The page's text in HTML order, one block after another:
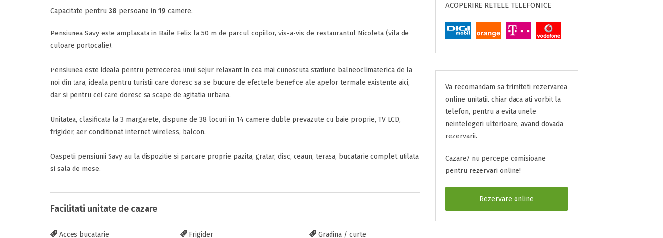
Capacitate pentru 38 persoane in 19 camere.
Pensiunea Savy este amplasata in Baile Felix la 50 m de parcul copiilor, vis-a-vis de restaurantul Nicoleta (vila de
culoare portocalie).
Pensiunea este ideala pentru petrecerea unui sejur relaxant in cea mai cunoscuta statiune balneoclimaterica de la
noi din tara, ideala pentru turistii care doresc sa se bucure de efectele benefice ale apelor termale existente aici,
dar si pentru cei care doresc sa scape de agitatia urbana.
Unitatea, clasificata la 3 margarete, dispune de 38 locuri in 14 camere duble prevazute cu baie proprie, TV LCD,
frigider, aer conditionat internet wireless, balcon.
Oaspetii pensiunii Savy au la dispozitie si parcare proprie pazita, gratar, disc, ceaun, terasa, bucatarie complet utilata
si sala de mese.
Facilitati unitate de cazare
Acces bucatarie Frigider Gradina / curte
Am citit si sunt de acord cuTermenii si Conditiileacestui portal.
Alte detalii
Mesajul D-voasta
Inscrieti-va GRATUIT pe grupul nostru de cazare
ACOPERIRE RETELE TELEFONICE
Va recomandam sa trimiteti rezervarea
online unitatii, chiar daca ati vorbit la
telefon, pentru a evita unele
neintelegeri ulterioare, avand dovada
rezervarii.
Cazare7 nu percepe comisioane
pentru rezervari online!
Rezervare online